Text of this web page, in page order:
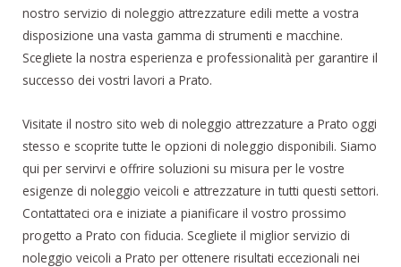
nostro servizio di noleggio attrezzature edili mette a vostra
disposizione una vasta gamma di strumenti e macchine.
Scegliete la nostra esperienza e professionalità per garantire il
successo dei vostri lavori a Prato.
Visitate il nostro sito web di noleggio attrezzature a Prato oggi
stesso e scoprite tutte le opzioni di noleggio disponibili. Siamo
qui per servirvi e offrire soluzioni su misura per le vostre
esigenze di noleggio veicoli e attrezzature in tutti questi settori.
Contattateci ora e iniziate a pianificare il vostro prossimo
progetto a Prato con fiducia. Scegliete il miglior servizio di
noleggio veicoli a Prato per ottenere risultati eccezionali nei